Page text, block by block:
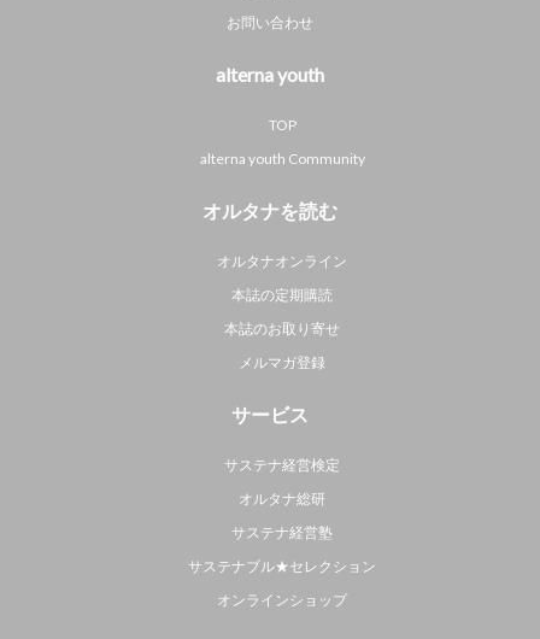
お問い合わせ
alterna youth
TOP
alterna youth Community
オルタナを読む
オルタナオンライン
本誌の定期購読
本誌のお取り寄せ
メルマガ登録
サービス
サステナ経営検定
オルタナ総研
サステナ経営塾
サステナブル★セレクション
オンラインショップ